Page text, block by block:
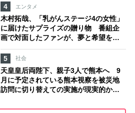
4
エンタメ
木村拓哉、「乳がんステージ4の女性」
に届けたサプライズの贈り物 番組企
画で対面したファンが、夢と希望を与
た」
5 社会
天皇皇后両陛下、親子3人で熊本へ 9
月に予定されている熊本視察を被災地
訪問に切り替えての実施が現実的か
添い方”